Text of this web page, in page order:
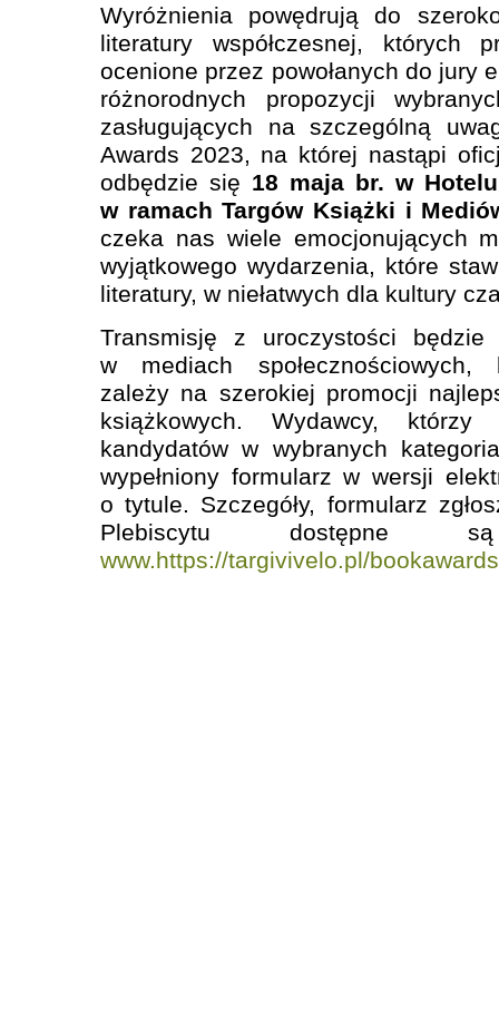
Wyróżnienia powędrują do
literatury współczesnej, których
ocenione przez powołanych do jury
różnorodnych propozycji
zasługujących na szczególną
Awards 2023, na której nastąpi
odbędzie się 18 maja br. w
w ramach Targów Książki i
czeka nas wiele emocjonujących
wyjątkowego wydarzenia, które
literatury, w niełatwych dla kultury
Transmisję z uroczystości
w mediach społecznościowych,
zależy na szerokiej promocji
książkowych. Wydawcy,
kandydatów w wybranych
wypełniony formularz w wersji
o tytule. Szczegóły, formularz
Plebiscytu dostępne
www.https://targivivelo.pl/